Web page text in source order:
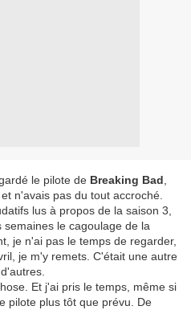
le pilote de Breaking Bad
n'avais pas du tout accroché.
lus à propos de la saison 3,
le cagoulage de la
je n'ai pas le temps de regarder,
je m'y remets. C'était une autre
Et j'ai pris le temps, même si
pilote plus tôt que prévu. De